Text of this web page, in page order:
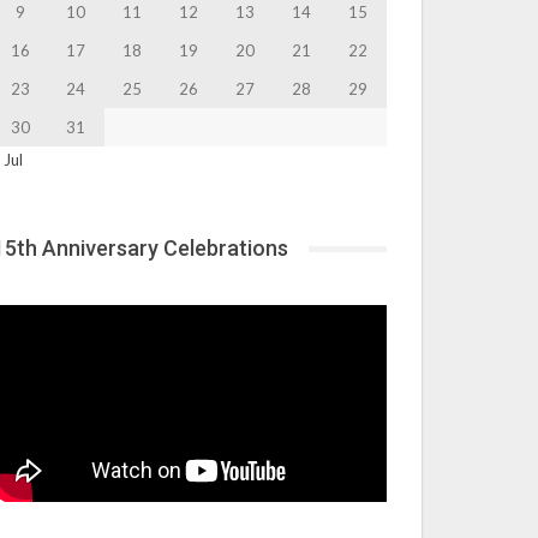
9 10 11 12 13 14
15
16
17 18 19 20 21
22
23
24 25 26 27 28
29
30
31
Jul
Anniversary Celebrations